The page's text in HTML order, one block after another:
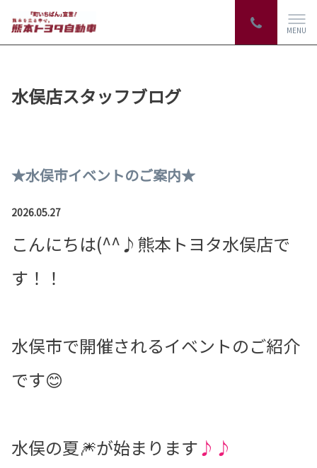
MENU
水俣店スタッフブログ
★水俣市イベントのご案内★
2026.05.27
こんにちは(^^♪熊本トヨタ水俣店で
す！！
水俣市で開催されるイベントのご紹介
です😊
水俣の夏🎆が始まります♪♪